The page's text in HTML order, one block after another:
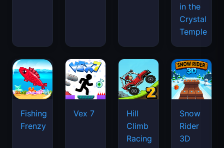
in the
Crystal
Temple
Fishing
Frenzy
Vex 7
Hill
Climb
Racing
Snow
Rider
3D